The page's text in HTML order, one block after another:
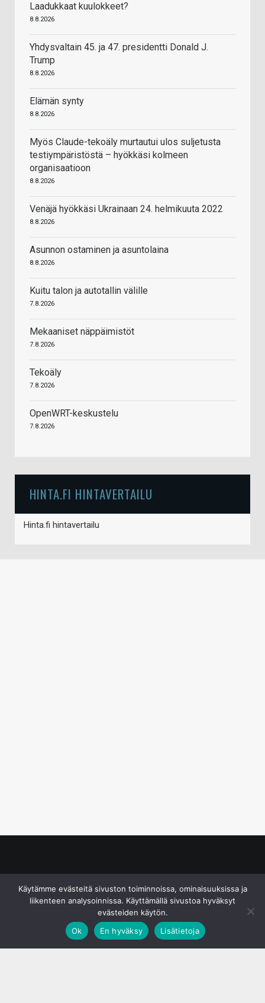
Laadukkaat kuulokkeet?
8.8.2026
Yhdysvaltain 45. ja 47. presidentti Donald J.
Trump
8.8.2026
Elämän synty
8.8.2026
Myös Claude-tekoäly murtautui ulos suljetusta
testiympäristöstä – hyökkäsi kolmeen
organisaatioon
8.8.2026
Venäjä hyökkäsi Ukrainaan 24. helmikuuta 2022
8.8.2026
Asunnon ostaminen ja asuntolaina
8.8.2026
Kuitu talon ja autotallin välille
7.8.2026
Mekaaniset näppäimistöt
7.8.2026
Tekoäly
7.8.2026
OpenWRT-keskustelu
7.8.2026
HINTA.FI HINTAVERTAILU
Hinta.fi hintavertailu
Käytämme evästeitä sivuston toiminnoissa, ominaisuuksissa ja
liikenteen analysoinnissa. Käyttämällä sivustoa hyväksyt
evästeiden käytön.
Ok
En hyväksy Lisätietoja